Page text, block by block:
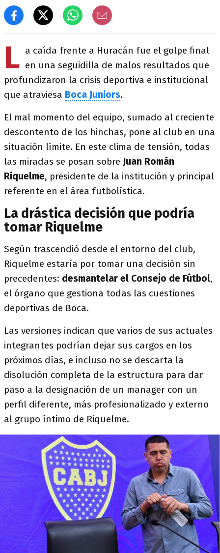
L a caída frente a Huracán fue el golpe final
en una seguidilla de malos resultados que
profundizaron la crisis deportiva e institucional
que atraviesa Boca Juniors.
El mal momento del equipo, sumado al creciente
descontento de los hinchas, pone al club en una
situación límite. En este clima de tensión, todas
las miradas se posan sobre Juan Román
Riquelme, presidente de la institución y principal
referente en el área futbolística.
La drástica decisión que podría
tomar Riquelme
Según trascendió desde el entorno del club,
Riquelme estaría por tomar una decisión sin
precedentes: desmantelar el Consejo de Fútbol,
el órgano que gestiona todas las cuestiones
deportivas de Boca.
Las versiones indican que varios de sus actuales
integrantes podrían dejar sus cargos en los
próximos días, e incluso no se descarta la
disolución completa de la estructura para dar
paso a la designación de un manager con un
perfil diferente, más profesionalizado y externo
al grupo íntimo de Riquelme.